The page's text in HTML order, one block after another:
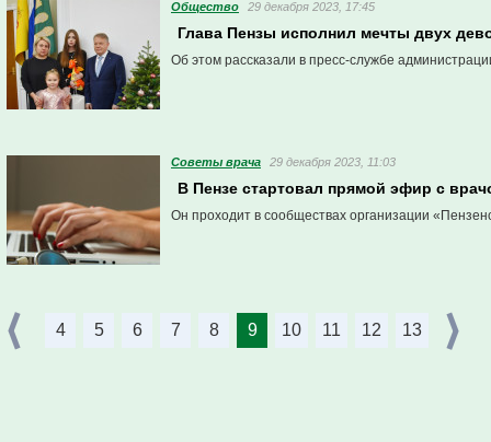
Общество 29 декабря 2023, 17:45
Глава Пензы исполнил мечты двух
Об этом рассказали в пресс-службе
Советы врача 29 декабря 2023, 11:03
В Пензе стартовал прямой эфир с
Он проходит в сообществах организации
4 5 6 7 8 9 10 11 12 13